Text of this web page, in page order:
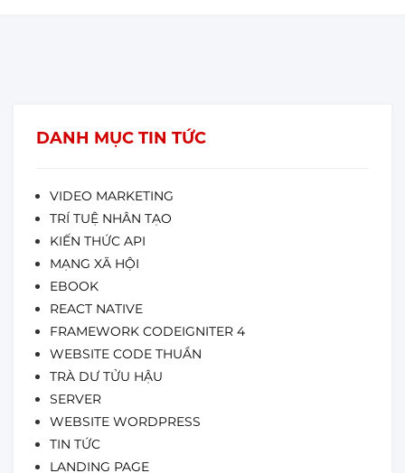
DANH MỤC TIN TỨC
VIDEO MARKETING
TRÍ TUỆ NHÂN TẠO
KIẾN THỨC API
MẠNG XÃ HỘI
EBOOK
REACT NATIVE
FRAMEWORK CODEIGNITER 4
WEBSITE CODE THUẦN
TRÀ DƯ TỬU HẬU
SERVER
WEBSITE WORDPRESS
TIN TỨC
LANDING PAGE